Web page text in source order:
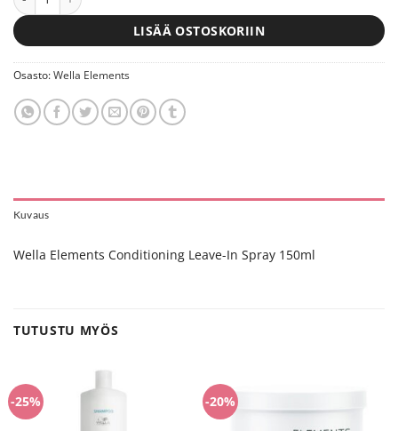
LISÄÄ OSTOSKORIIN
Osasto: Wella Elements
Kuvaus
Wella Elements Conditioning Leave-In Spray 150ml
TUTUSTU MYÖS
-25% -20%